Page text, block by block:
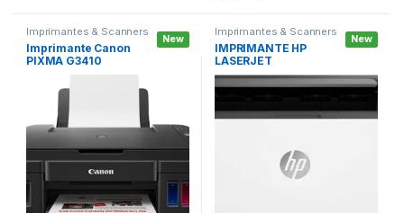
New
Imprimantes & Scanners
Imprimante Canon
PIXMA G3410
réservoirs
rechargeables
(2315C009AB)
New
Imprimantes & Scanners
IMPRIMANTE HP
LASERJET
MONOCHROME M107A